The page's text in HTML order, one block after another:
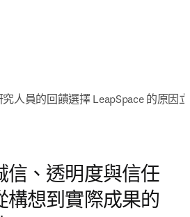
究人員的回饋選擇 LeapSpace 的原因
信、透明度與信任
構想到實際成果的